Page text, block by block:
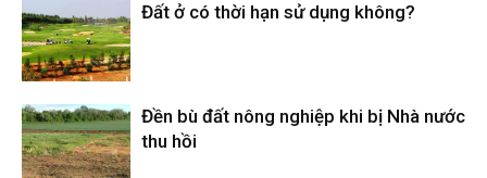
Đất ở có thời hạn sử dụng không?
Đền bù đất nông nghiệp khi bị Nhà nước
thu hồi